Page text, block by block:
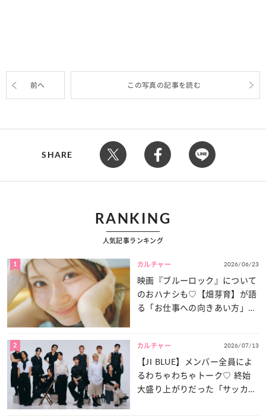
前へ この写真の記事を読む
SHARE
RANKING
人気記事ランキング
1 カルチャー 2026/06/23
映画『ブルーロック』について
のおハナシも♡【畑芽育】が語
る「お仕事への向きあい方」と
2 カルチャー 2026/07/13
【JI BLUE】メンバー全員によ
るわちゃわちゃトーク♡ 終始
大盛り上がりだった「サッカー